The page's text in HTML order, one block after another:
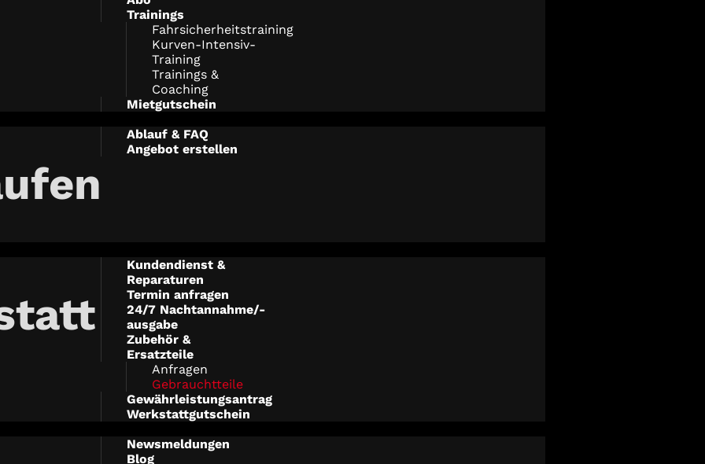
Trainings
Fahrsicherheitstraining
Kurven-Intensiv-
Training
Trainings &
Coaching
Mietgutschein
Ablauf & FAQ
Angebot erstellen
Kundendienst &
Reparaturen
Termin anfragen
24/7 Nachtannahme/-
ausgabe
Zubehör &
Ersatzteile
Anfragen
Gebrauchtteile
Gewährleistungsantrag
Werkstattgutschein
Newsmeldungen
Blog